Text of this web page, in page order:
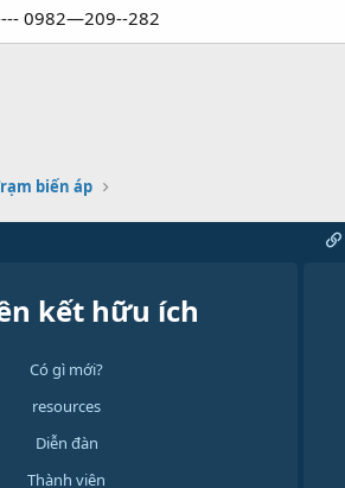
0982—209--282
biến áp
kết hữu ích
Có gì mới?
resources
Diễn đàn
Thành viên